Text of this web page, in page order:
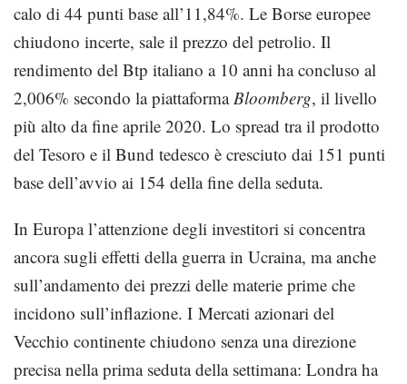
calo di 44 punti base all’11,84%. Le Borse europee
chiudono incerte, sale il prezzo del petrolio. Il
rendimento del Btp italiano a 10 anni ha concluso al
2,006% secondo la piattaforma Bloomberg, il livello
più alto da fine aprile 2020. Lo spread tra il prodotto
del Tesoro e il Bund tedesco è cresciuto dai 151 punti
base dell’avvio ai 154 della fine della seduta.
In Europa l’attenzione degli investitori si concentra
ancora sugli effetti della guerra in Ucraina, ma anche
sull’andamento dei prezzi delle materie prime che
incidono sull’inflazione. I Mercati azionari del
Vecchio continente chiudono senza una direzione
precisa nella prima seduta della settimana: Londra ha